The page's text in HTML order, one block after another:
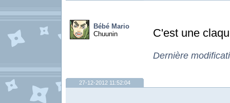
Bébé Mario
Chuunin
C'est une
Dernière
27-12-2012 11:52:04